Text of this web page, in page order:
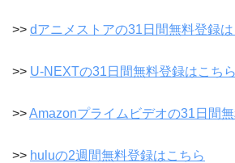
>> dアニメストアの31日間無料登録は
>> U-NEXTの31日間無料登録はこちら
>>Amazonプライムビデオの31日間
>> huluの2週間無料登録はこちら